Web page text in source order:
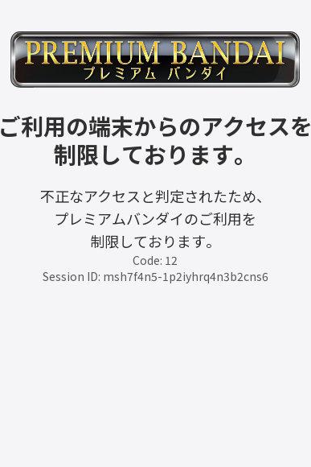
ご利用の端末からのアクセスを
制限しております。
不正なアクセスと判定されたため、
プレミアムバンダイのご利用を
制限しております。
Code: 12
Session ID: msh7f4n5-1p2iyhrq4n3b2cns6